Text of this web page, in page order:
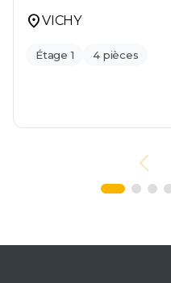
location_onVICHY
Étage 1 4 pièces